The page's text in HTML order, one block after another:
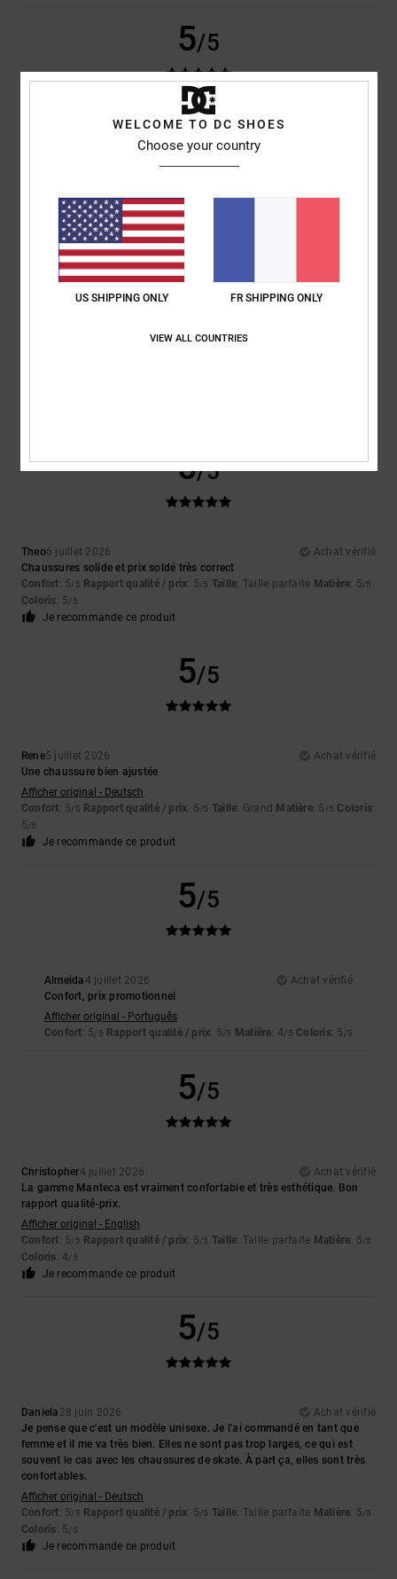
5/5
Je recommande ce produit
5
5/5
Theo6 juillet 2026
Achat vérifié
Chaussures solide et prix soldé très correct
Confort: 5/5 Rapport qualité / prix: 5/5 Taille: Taille parfaite Matière: 5/5
Coloris: 5/5
Je recommande ce produit
5/5
Rene5 juillet 2026
Achat vérifié
Une chaussure bien ajustée
Afficher original - Deutsch
Confort: 5/5 Rapport qualité / prix: 5/5 Taille: Grand Matière: 5 /5 Coloris:
5/5
Je recommande ce produit
5/5
Almeida4 juillet 2026
Achat vérifié
Confort, prix promotionnel
Afficher original - Português
Confort: 5/5 Rapport qualité / prix: 5/5 Matière: 4/5 Coloris: 5 /5
5/5
Christopher4 juillet 2026
Achat vérifié
La gamme Manteca est vraiment confortable et très esthétique. Bon
rapport qualité-prix.
Afficher original - English
Confort: 5/5 Rapport qualité / prix: 5/5 Taille: Taille parfaite Matière: 5/5
Coloris: 4/5
Je recommande ce produit
5/5
Daniela 28 juin 2026
Achat vérifié
Je pense que c'est un modèle unisexe. Je l'ai commandé en tant que
femme et il me va très bien. Elles ne sont pas trop larges, ce qui est
souvent le cas avec les chaussures de skate. À part ça, elles sont très
confortables.
Afficher original - Deutsch
Confort: 5/5 Rapport qualité / prix: 5/5 Taille: Taille parfaite Matière: 5/5
Coloris: 5/5
Je recommande ce produit
WELCOME TO DC SHOES
Choose your country
US SHIPPING ONLY FR SHIPPING ONLY
VIEW ALL COUNTRIES